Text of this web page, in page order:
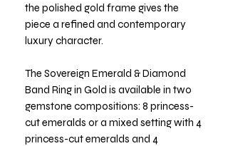
the polished gold frame gives the
piece a refined and contemporary
luxury character.
The Sovereign Emerald & Diamond
Band Ring in Gold is available in two
gemstone compositions: 8 princess-
cut emeralds or a mixed setting with 4
princess-cut emeralds and 4